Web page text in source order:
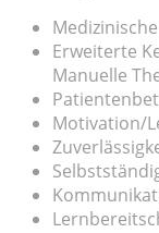
Erweiterte
Manuelle
Motivation/